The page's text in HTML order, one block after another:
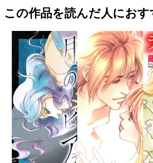
この作品を読んだ人にお